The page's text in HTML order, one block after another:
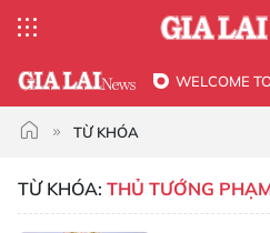
WELCOME
TỪ KHÓA
TỪ KHÓA: THỦ TƯỚNG